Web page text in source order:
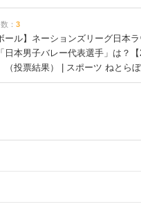
： 3
ール】ネーションズリーグ日本
日本男子バレー代表選手」は？
（投票結果） | スポーツ ねとら